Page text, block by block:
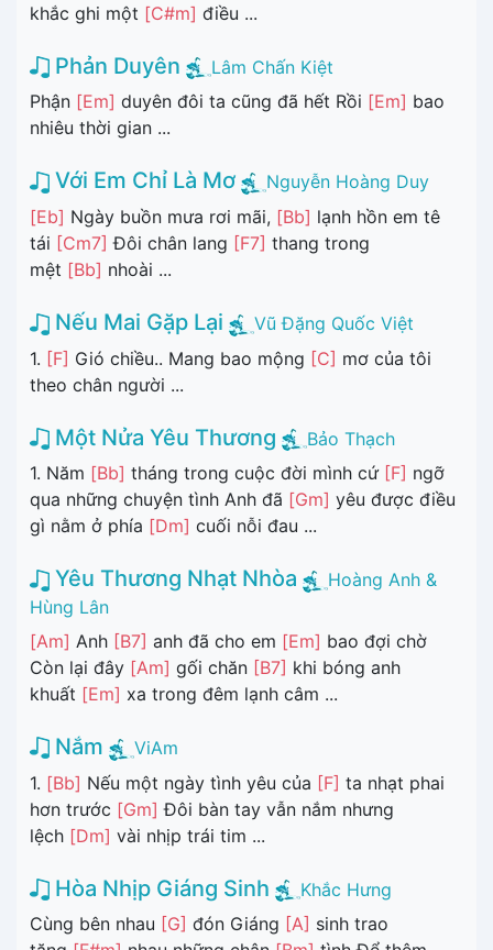
khắc ghi một [C#m] điều ...
Phản Duyên
Lâm Chấn Kiệt
Phận [Em] duyên đôi ta cũng đã hết Rồi [Em] bao
nhiêu thời gian ...
Với Em Chỉ Là Mơ
Nguyễn Hoàng Duy
[Eb] Ngày buồn mưa rơi mãi, [Bb] lạnh hồn em tê
tái [Cm7] Đôi chân lang [F7] thang trong
mệt [Bb] nhoài ...
Nếu Mai Gặp Lại
Vũ Đặng Quốc Việt
1. [F] Gió chiều.. Mang bao mộng [C] mơ của tôi
theo chân người ...
Một Nửa Yêu Thương
Bảo Thạch
1. Năm [Bb] tháng trong cuộc đời mình cứ [F] ngỡ
qua những chuyện tình Anh đã [Gm] yêu được điều
gì nằm ở phía [Dm] cuối nỗi đau ...
Yêu Thương Nhạt Nhòa
Hoàng Anh &
Hùng Lân
[Am] Anh [B7] anh đã cho em [Em] bao đợi chờ
Còn lại đây [Am] gối chăn [B7] khi bóng anh
khuất [Em] xa trong đêm lạnh câm ...
Nắm
ViAm
1. [Bb] Nếu một ngày tình yêu của [F] ta nhạt phai
hơn trước [Gm] Đôi bàn tay vẫn nắm nhưng
lệch [Dm] vài nhịp trái tim ...
Hòa Nhịp Giáng Sinh
Khắc Hưng
Cùng bên nhau [G] đón Giáng [A] sinh trao